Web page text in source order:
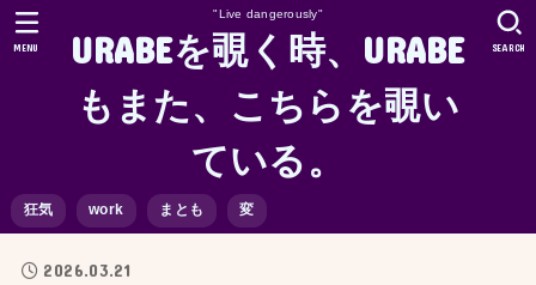
"Live dangerously"
URABEを覗く時、URABE
もまた、こちらを覗い
ている。
狂気 work まとも 変
SEARCH
MENU
2026.03.21